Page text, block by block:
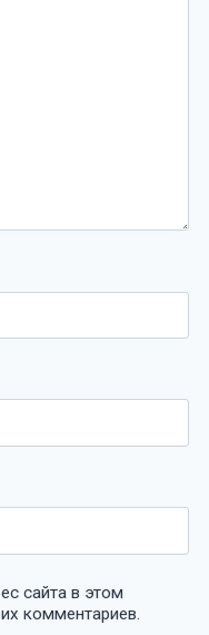
сайта в этом
комментариев.